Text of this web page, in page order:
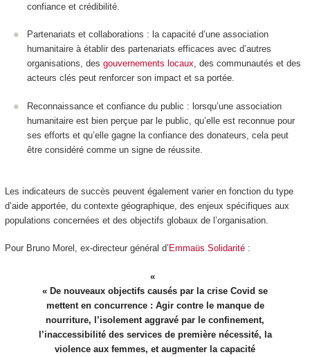
confiance et crédibilité.
Partenariats et collaborations : la capacité d’une association
humanitaire à établir des partenariats efficaces avec d’autres
organisations, des gouvernements locaux, des communautés et des
acteurs clés peut renforcer son impact et sa portée.
Reconnaissance et confiance du public : lorsqu’une association
humanitaire est bien perçue par le public, qu’elle est reconnue pour
ses efforts et qu’elle gagne la confiance des donateurs, cela peut
être considéré comme un signe de réussite.
Les indicateurs de succès peuvent également varier en fonction du type
d’aide apportée, du contexte géographique, des enjeux spécifiques aux
populations concernées et des objectifs globaux de l’organisation.
Pour Bruno Morel, ex-directeur général d’ Emmaüs Solidarité:
« De nouveaux objectifs causés par la crise Covid se
mettent en concurrence : Agir contre le manque de
nourriture, l’isolement aggravé par le confinement,
l’inaccessibilité des services de première nécessité, la
violence aux femmes, et augmenter la capacité